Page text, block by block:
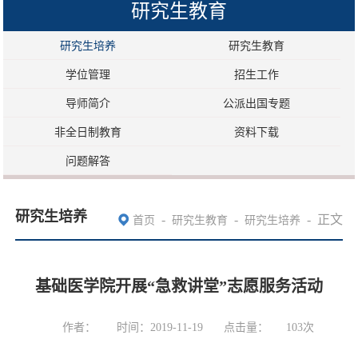
研究生教育
研究生培养 研究生教育
学位管理 招生工作
导师简介 公派出国专题
非全日制教育 资料下载
问题解答
研究生培养 首页 - 研究生教育 - 研究生培养 - 正文
基础医学院开展“急救讲堂”志愿服务活动
作者： 时间：2019-11-19 点击量： 103次